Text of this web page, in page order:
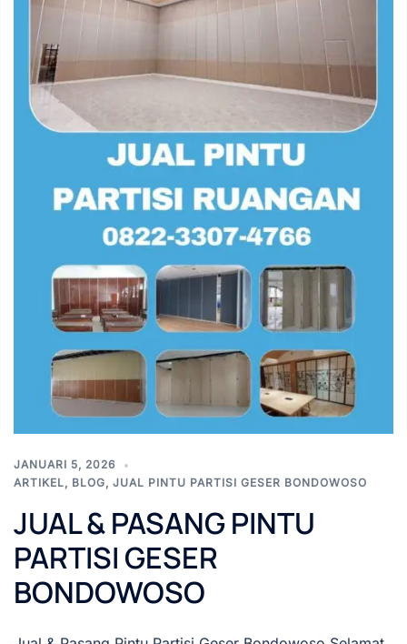
JANUARI 5, 2026
ARTIKEL, BLOG, JUAL PINTU PARTISI GESER BONDOWOSO
JUAL & PASANG PINTU
PARTISI GESER
BONDOWOSO